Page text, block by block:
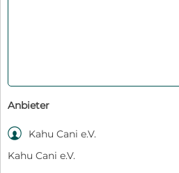
Anbieter

Kahu Cani e.V.
Kahu Cani e.V.